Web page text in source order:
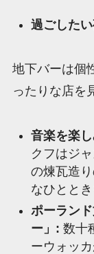
過ごした
地下バーは個
ったりな店を
音楽を楽
クフはジ
の煉瓦造
なひととき
ポーラン
ー」: 数十
ーウォッ